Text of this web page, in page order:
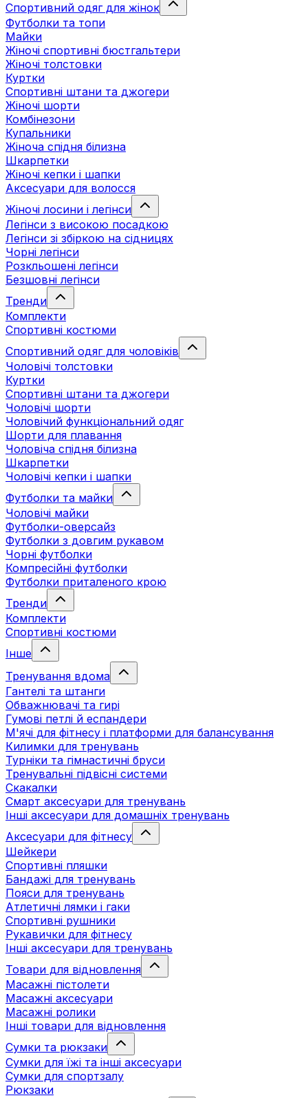
Спортивний одяг для жінок
Футболки та топи
Майки
Жіночі спортивні бюстгальтери
Жіночі толстовки
Куртки
Спортивні штани та джогери
Жіночі шорти
Комбінезони
Купальники
Жіноча спідня білизна
Шкарпетки
Жіночі кепки і шапки
Аксесуари для волосся
Жіночі лосини і легінси
Легінси з високою посадкою
Легінси зі збіркою на сідницях
Чорні легінси
Розкльошені легінси
Безшовні легінси
Тренди
Комплекти
Спортивні костюми
Спортивний одяг для чоловіків
Чоловічі толстовки
Куртки
Спортивні штани та джогери
Чоловічі шорти
Чоловічий функціональний одяг
Шорти для плавання
Чоловіча спідня білизна
Шкарпетки
Чоловічі кепки і шапки
Футболки та майки
Чоловічі майки
Футболки-оверсайз
Футболки з довгим рукавом
Чорні футболки
Компресійні футболки
Футболки приталеного крою
Тренди
Комплекти
Спортивні костюми
Інше
Тренування вдома
Гантелі та штанги
Обважнювачі та гирі
Гумові петлі й еспандери
М'ячі для фітнесу і платформи для балансування
Килимки для тренувань
Турніки та гімнастичні бруси
Тренувальні підвісні системи
Скакалки
Смарт аксесуари для тренувань
Інші аксесуари для домашніх тренувань
Аксесуари для фітнесу
Шейкери
Спортивні пляшки
Бандажі для тренувань
Пояси для тренувань
Атлетичні лямки і гаки
Спортивні рушники
Рукавички для фітнесу
Інші аксесуари для тренувань
Товари для відновлення
Масажні пістолети
Масажні аксесуари
Масажні ролики
Інші товари для відновлення
Сумки та рюкзаки
Сумки для їжі та інші аксесуари
Сумки для спортзалу
Рюкзаки